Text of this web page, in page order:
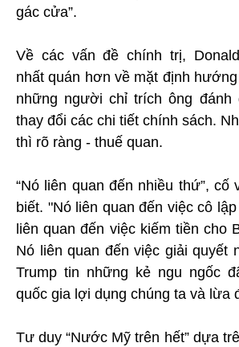
gác cửa”.
Về các vấn đề chính trị,
nhất quán hơn về mặt định
những người chỉ trích ông đánh
thay đổi các chi tiết chính sách.
thì rõ ràng - thuế quan.
“Nó liên quan đến nhiều thứ”, cố
biết. "Nó liên quan đến việc cô
liên quan đến việc kiếm tiền cho
Nó liên quan đến việc giải quyết
Trump tin những kẻ ngu ngốc
quốc gia lợi dụng chúng ta và lừa
Tư duy “Nước Mỹ trên hết” dựa